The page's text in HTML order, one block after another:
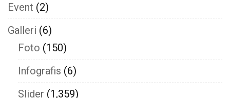
Event (2)
Galleri (6)
Foto (150)
Infografis (6)
Slider (1,359)